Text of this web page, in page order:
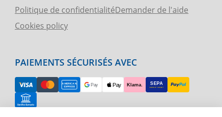
Politique de confidentialité
Cookies policy
Demander de l'aide
PAIEMENTS SÉCURISÉS AVEC